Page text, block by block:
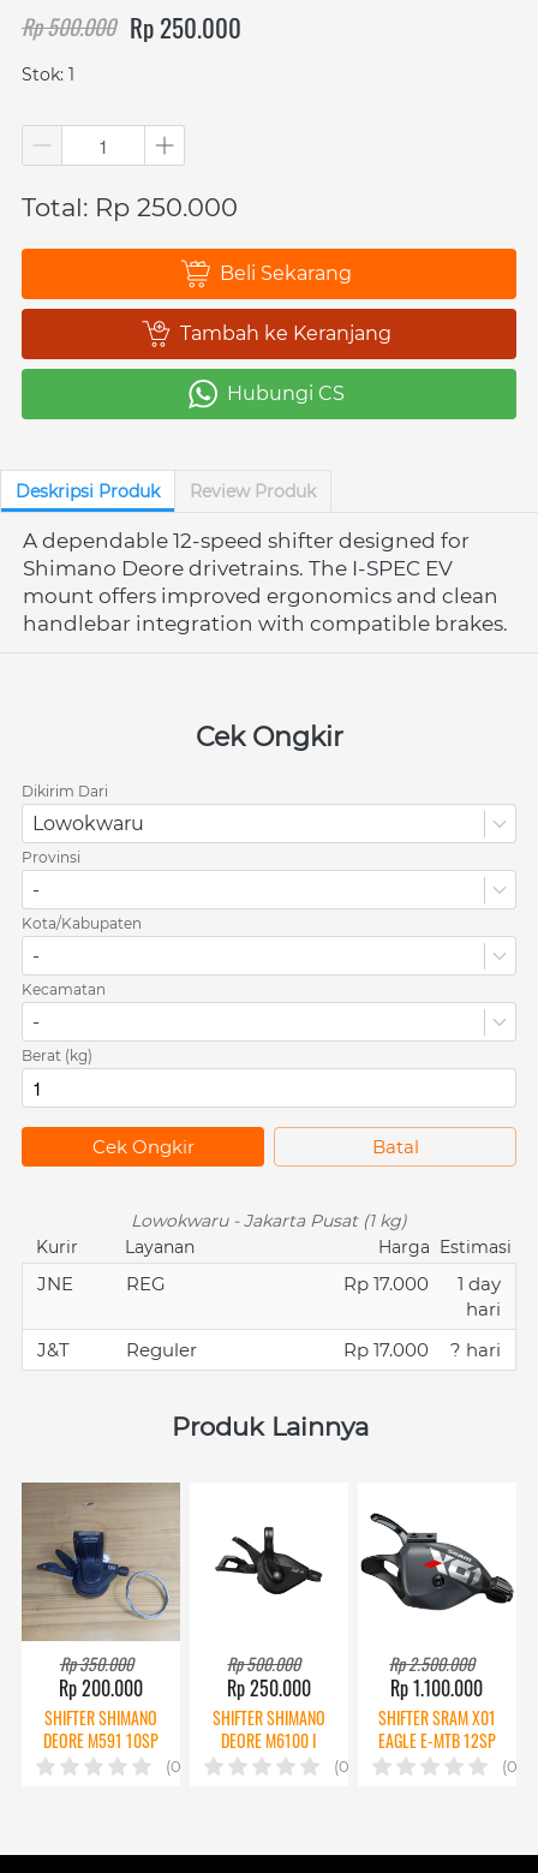
Rp 500.000 Rp 250.000
Stok: 1
Total: Rp 250.000
` Beli Sekarang
` Tambah ke Keranjang
` Hubungi CS
Deskripsi Produk Review Produk
A dependable 12-speed shifter designed for
Shimano Deore drivetrains. The I-SPEC EV
mount offers improved ergonomics and clean
handlebar integration with compatible brakes.
Cek Ongkir
Dikirim Dari
Lowokwaru
Provinsi
-
Kota/Kabupaten
-
Kecamatan
-
Berat (kg)
`
Cek Ongkir `
Batal
Lowokwaru - Jakarta Pusat (1 kg)
Kurir
Layanan Harga Estimasi
JNE REG Rp 17.000
1 day
hari
J&T
Reguler Rp 17.000 ? hari
Produk Lainnya
Rp 350.000
Rp 200.000
SHIFTER SHIMANO
DEORE M591 10SP
2ND
(0)
Rp 500.000
Rp 250.000
SHIFTER SHIMANO
DEORE M6100 I
SPEC 12SP
(0)
Rp 2.500.000
Rp 1.100.000
SHIFTER SRAM X01
EAGLE E-MTB 12SP
CPT
(0)